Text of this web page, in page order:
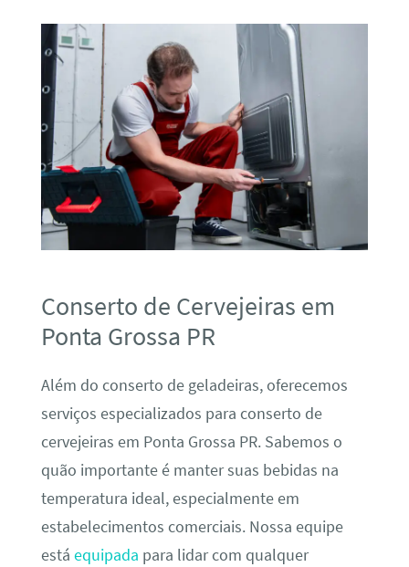
Conserto de Cervejeiras em
Ponta Grossa PR
Além do conserto de geladeiras, oferecemos
serviços especializados para conserto de
cervejeiras em Ponta Grossa PR. Sabemos o
quão importante é manter suas bebidas na
temperatura ideal, especialmente em
estabelecimentos comerciais. Nossa equipe
está equipada para lidar com qualquer